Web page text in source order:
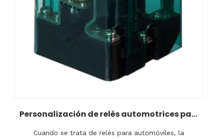
Personalización de relés automotrices para aplicaciones industriales específicas
Cuando se trata de relés para automóviles, la